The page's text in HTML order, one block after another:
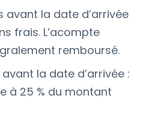
avant la date d’arrivée
frais. L’acompte
remboursé.
la date d’arrivée :
à 25 % du montant